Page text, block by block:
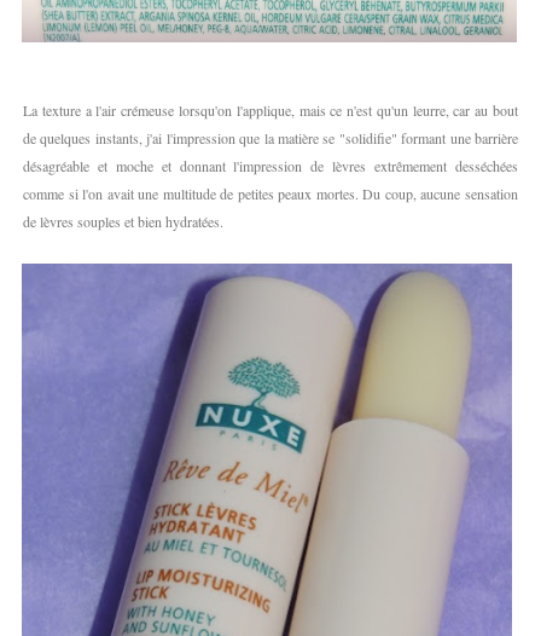
La texture a l'air crémeuse lorsqu'on l'applique, mais ce n'est qu'un leurre, car au bout
de quelques instants, j'ai l'impression que la matière se "solidifie" formant une barrière
désagréable et moche et donnant l'impression de lèvres extrêmement desséchées
comme si l'on avait une multitude de petites peaux mortes. Du coup, aucune sensation
de lèvres souples et bien hydratées.